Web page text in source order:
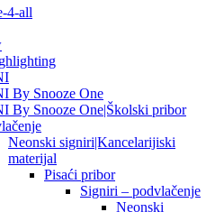
4-all
By Snooze One
By Snooze One|Školski pribor
Neonski signiri|Kancelarijiski
materijal
Pisaći pribor
Signiri – podvlačenje
Neonski